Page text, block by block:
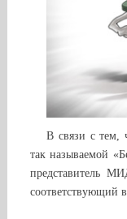
В связи с тем,
так называемой
представитель
соответствующий